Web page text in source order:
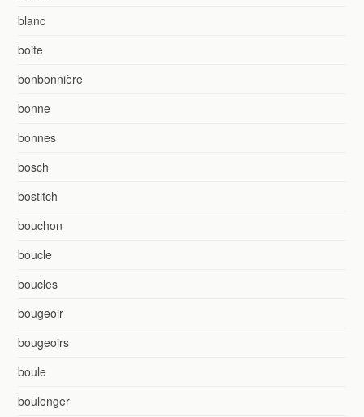
blanc
boite
bonbonnière
bonne
bonnes
bosch
bostitch
bouchon
boucle
boucles
bougeoir
bougeoirs
boule
boulenger